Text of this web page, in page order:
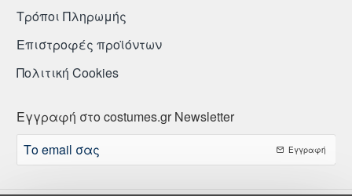
Τρόποι Πληρωμής
Επιστροφές προϊόντων
Πολιτική Cookies
Εγγραφή στο costumes.gr Newsletter
email
Εγγραφή